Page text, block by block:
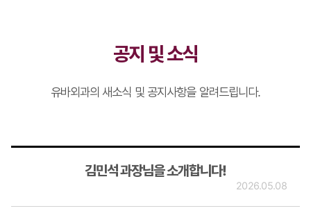
공지 및 소식
유바외과의 새소식 및 공지사항을 알려드립니다.
김민석 과장님을 소개합니다!
2026.05.08